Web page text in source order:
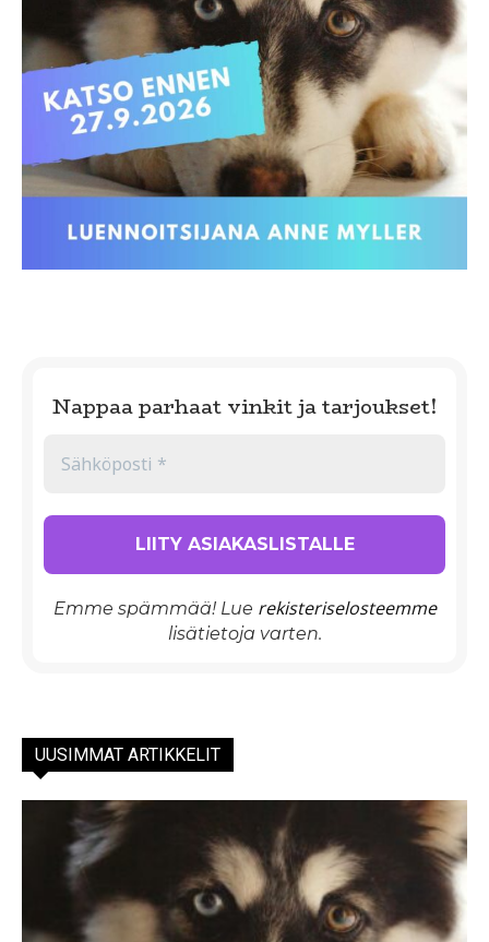
Nappaa parhaat vinkit ja tarjoukset!
Emme spämmää! Lue rekisteriselosteemme
lisätietoja varten.
UUSIMMAT ARTIKKELIT